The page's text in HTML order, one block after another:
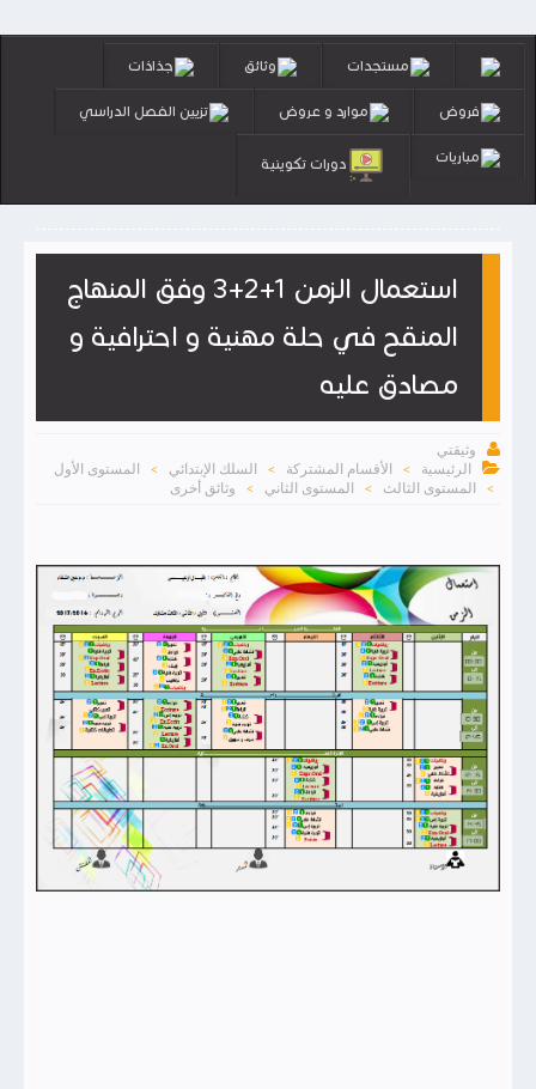
مستجدات وثائق جذاذات
فروض موارد و عروض تزيين الفصل الدراسي
مباريات دورات تكوينية
استعمال الزمن 1+2+3 وفق المنهاج
المنقح في حلة مهنية و احترافية و
مصادق عليه

وثيقتي

الرئيسية > الأقسام المشتركة > السلك الإبتدائي > المستوى الأول
> المستوى الثالث > المستوى الثاني > وثائق أخرى